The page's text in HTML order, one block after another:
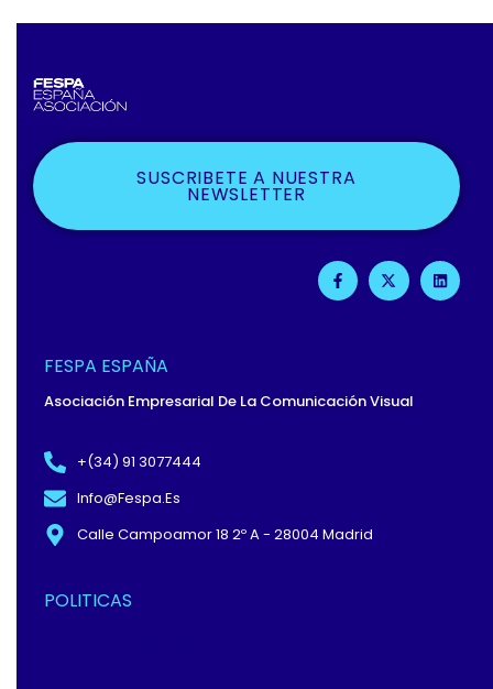
SUSCRIBETE A NUESTRA
NEWSLETTER
F
A
C
F
X
-
T
L
I
N
FESPA ESPAÑA
Asociación Empresarial De La Comunicación Visual
+(34) 91 3077444
Info@fespa.es
Calle Campoamor 18 2º A - 28004 Madrid
POLITICAS